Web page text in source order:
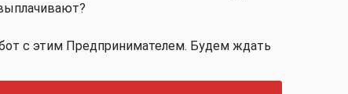
с этим Предпринимателем. Будем ждать